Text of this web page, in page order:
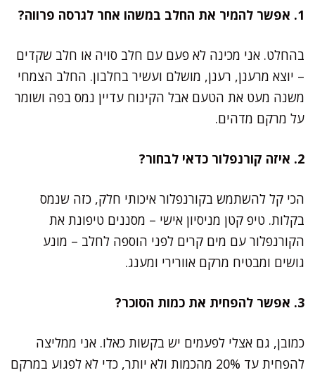
1. אפשר להמיר את החלב במשהו אחר לגרסה פרווה?
בהחלט. אני מכינה לא פעם עם חלב סויה או חלב שקדים
– יוצא מרענן, רענן, מושלם ועשיר בחלבון. החלב הצמחי
משנה מעט את הטעם אבל הקינוח עדיין נמס בפה ושומר
על מרקם מדהים.
2. איזה קורנפלור כדאי לבחור?
הכי קל להשתמש בקורנפלור איכותי חלק, כזה שנמס
בקלות. טיפ קטן מניסיון אישי – מסננים טיפונת את
הקורנפלור עם מים קרים לפני הוספה לחלב – מונע
גושים ומבטיח מרקם אוורירי ומענג.
3. אפשר להפחית את כמות הסוכר?
כמובן, גם אצלי לפעמים יש בקשות כאלו. אני ממליצה
להפחית עד 20% מהכמות ולא יותר, כדי לא לפגוע במרקם